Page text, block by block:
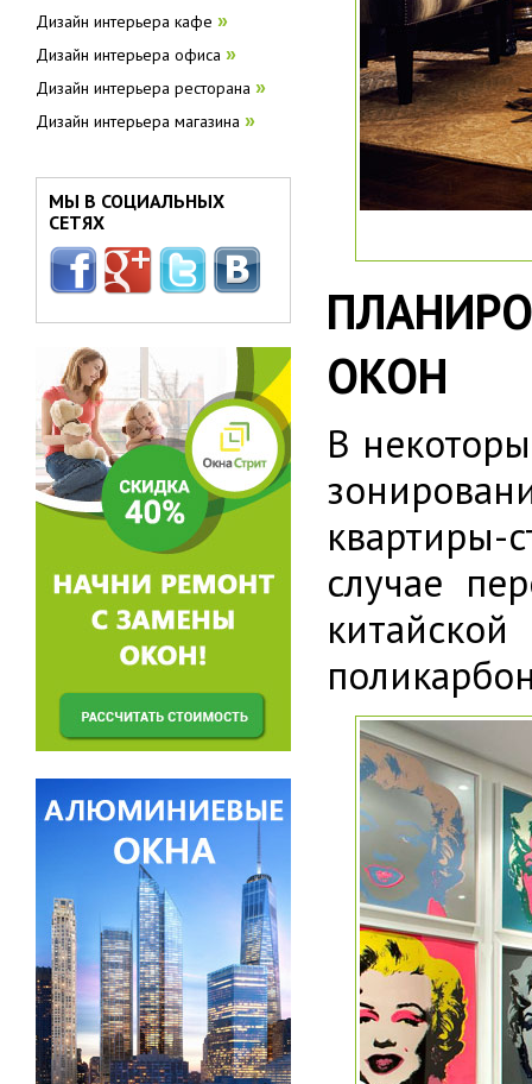
ОКОН
В
случае
Дизайн интерьера кафе »
Дизайн интерьера офиса »
Дизайн интерьера ресторана »
Дизайн интерьера магазина »
МЫ В СОЦИАЛЬНЫХ
СЕТЯХ